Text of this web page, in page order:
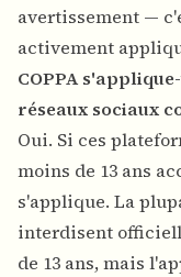
avertissement —
activement
COPPA
réseaux sociaux
Oui. Si ces
moins de 13 ans
s'applique. La
interdisent
de 13 ans, mais